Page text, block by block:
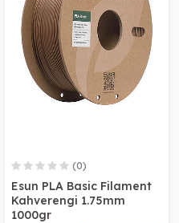
(0)
Esun PLA Basic Filament
Kahverengi 1.75mm
1000gr